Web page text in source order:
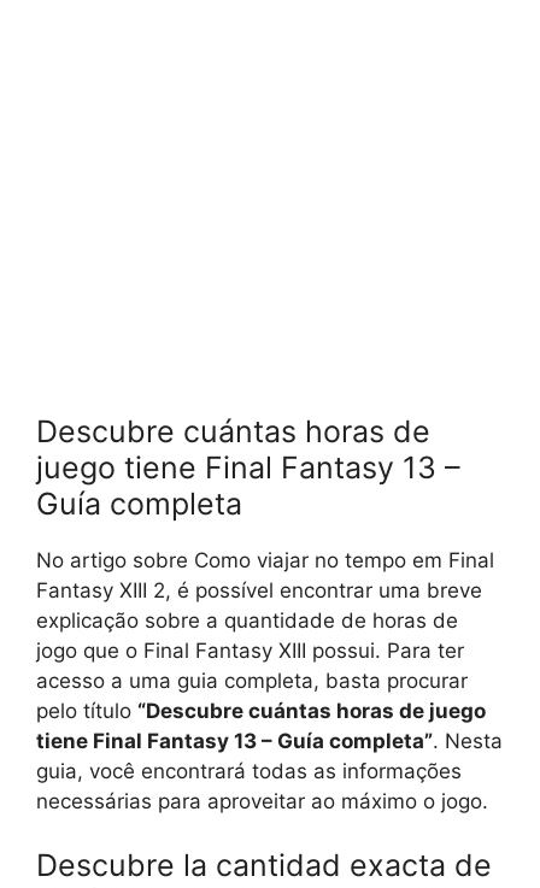
Descubre cuántas horas de
juego tiene Final Fantasy 13 –
Guía completa
No artigo sobre Como viajar no tempo em Final
Fantasy XIII 2, é possível encontrar uma breve
explicação sobre a quantidade de horas de
jogo que o Final Fantasy XIII possui. Para ter
acesso a uma guia completa, basta procurar
pelo título “Descubre cuántas horas de juego
tiene Final Fantasy 13 – Guía completa”. Nesta
guia, você encontrará todas as informações
necessárias para aproveitar ao máximo o jogo.
Descubre la cantidad exacta de